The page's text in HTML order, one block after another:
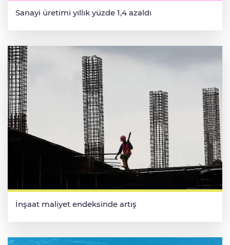
Sanayi üretimi yıllık yüzde 1,4 azaldı
İnşaat maliyet endeksinde artış